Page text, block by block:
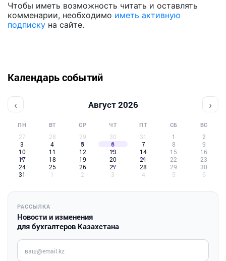
Чтобы иметь возможность читать и оставлять
комменарии, необходимо иметь активную
подписку на сайте.
Календарь событий
‹ Август 2026 ›
ПН ВТ СР ЧТ ПТ СБ ВС
27 28 29 30 31 1
2
3
4 5 6 7 8
9
10
11 12 13 14 15
16
17
18 19 20 21 22
23
24
25 26 27 28 29
30
31
1 2 3 4 5 6
РАССЫЛКА
Новости и изменения
для бухгалтеров Казахстана
Введите ваш e-mail